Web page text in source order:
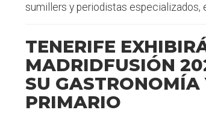
sumillers y periodistas especializados,
TENERIFE
MADRIDFUSIÓN
SU GASTRONOMÍA
PRIMARIO